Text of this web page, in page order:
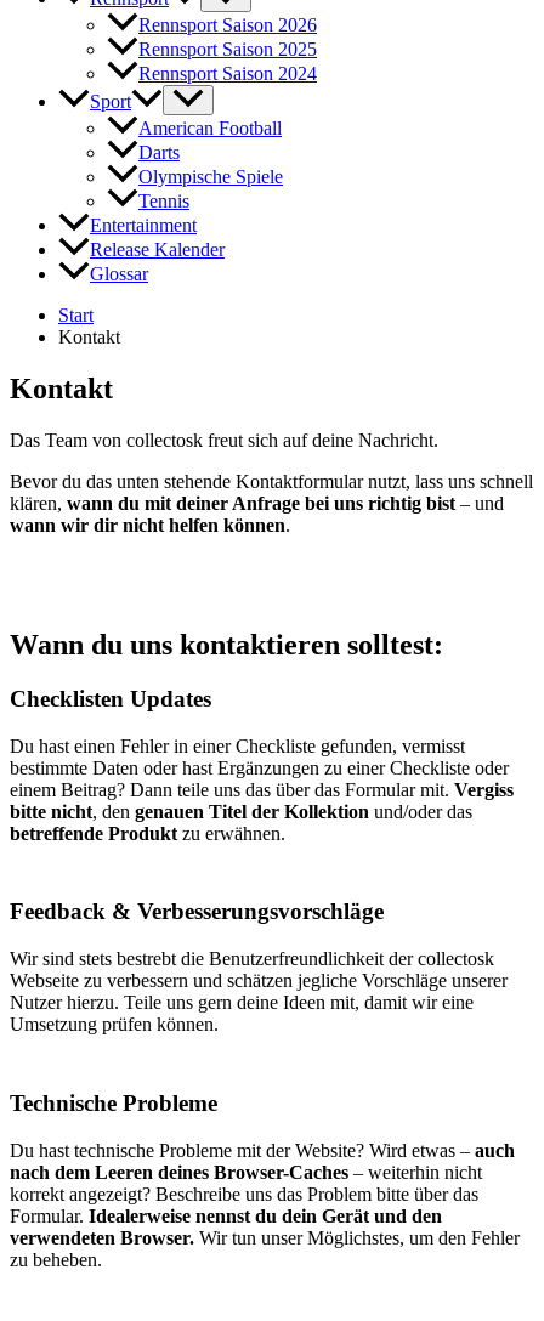
Rennsport Saison 2026
Rennsport Saison 2025
Rennsport Saison 2024
Sport
American Football
Darts
Olympische Spiele
Tennis
Entertainment
Release Kalender
Glossar
Start
Kontakt
Kontakt
Das Team von collectosk freut sich auf deine Nachricht.
Bevor du das unten stehende Kontaktformular nutzt, lass uns schnell
klären, wann du mit deiner Anfrage bei uns richtig bist – und
wann wir dir nicht helfen können.
Wann du uns kontaktieren solltest:
Checklisten Updates
Du hast einen Fehler in einer Checkliste gefunden, vermisst
bestimmte Daten oder hast Ergänzungen zu einer Checkliste oder
einem Beitrag? Dann teile uns das über das Formular mit. Vergiss
bitte nicht, den genauen Titel der Kollektion und/oder das
betreffende Produkt zu erwähnen.
Feedback & Verbesserungsvorschläge
Wir sind stets bestrebt die Benutzerfreundlichkeit der collectosk
Webseite zu verbessern und schätzen jegliche Vorschläge unserer
Nutzer hierzu. Teile uns gern deine Ideen mit, damit wir eine
Umsetzung prüfen können.
Technische Probleme
Du hast technische Probleme mit der Website? Wird etwas – auch
nach dem Leeren deines Browser-Caches – weiterhin nicht
korrekt angezeigt? Beschreibe uns das Problem bitte über das
Formular. Idealerweise nennst du dein Gerät und den
verwendeten Browser. Wir tun unser Möglichstes, um den Fehler
zu beheben.